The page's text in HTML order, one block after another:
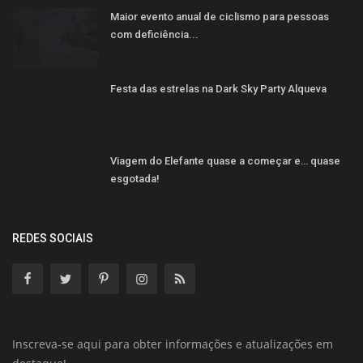
Maior evento anual de ciclismo para pessoas
com deficiência...
Festa das estrelas na Dark Sky Party Alqueva
Viagem do Elefante quase a começar e… quase
esgotada!
REDES SOCIAIS
Inscreva-se aqui para obter informações e atualizações em